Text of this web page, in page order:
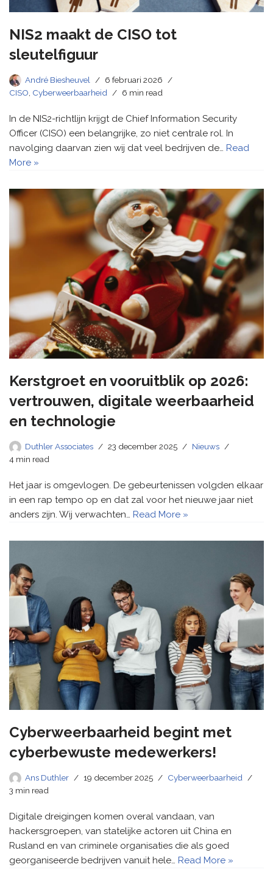
NIS2 maakt de CISO tot
sleutelfiguur
André Biesheuvel
6 februari 2026
CISO Cyberweerbaarheid 6 min read
In de NIS2-richtlijn krijgt de Chief Information Security
Officer (CISO) een belangrijke, zo niet centrale rol. In
navolging daarvan zien wij dat veel bedrijven de… Read
More »
Kerstgroet en vooruitblik op 2026:
vertrouwen, digitale weerbaarheid
en technologie
Duthler Associates 23 december 2025
Nieuws
4 min read
Het jaar is omgevlogen. De gebeurtenissen volgden elkaar
in een rap tempo op en dat zal voor het nieuwe jaar niet
anders zijn. Wij verwachten… Read More »
Cyberweerbaarheid begint met
cyberbewuste medewerkers!
Ans Duthler 19 december 2025
Cyberweerbaarheid
3 min read
Digitale dreigingen komen overal vandaan, van
hackersgroepen, van statelijke actoren uit China en
Rusland en van criminele organisaties die als goed
georganiseerde bedrijven vanuit hele… Read More »